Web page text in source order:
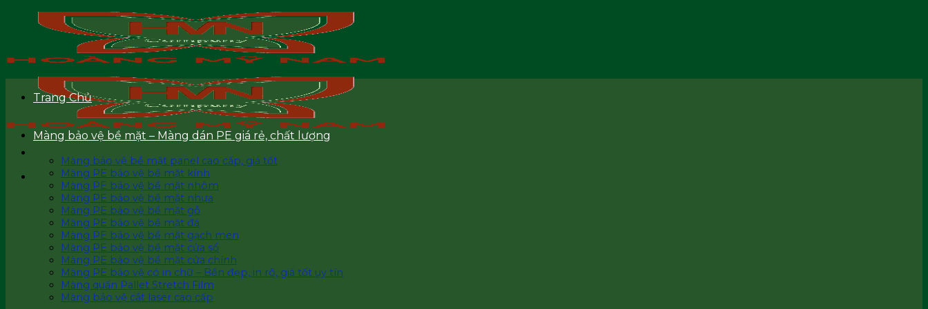
Trang Chủ
Màng bảo vệ bề mặt – Màng dán PE giá rẻ, chất lượng
Màng bảo vệ bề mặt panel cao cấp, giá tốt
Màng PE bảo vệ bề mặt kính
Màng PE bảo vệ bề mặt nhôm
Màng PE bảo vệ bề mặt nhựa
Màng PE bảo vệ bề mặt gỗ
Màng PE bảo vệ bề mặt đá
Màng PE bảo vệ bề mặt gạch men
Màng PE bảo vệ bề mặt cửa sổ
Màng PE bảo vệ bề mặt cửa chính
Màng PE bảo vệ có in chữ – Bền đẹp, in rõ, giá tốt uy tín
Màng quấn Pallet Stretch Film
Màng bảo vệ cắt laser cao cấp